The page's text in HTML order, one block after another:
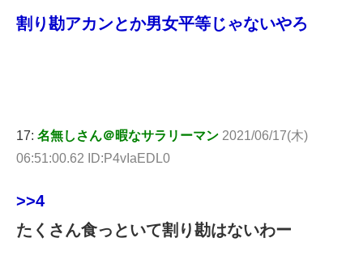
割り勘アカンとか男女平等じゃないやろ
17: 名無しさん＠暇なサラリーマン 2021/06/17(木)
06:51:00.62 ID:P4vIaEDL0
>>4
たくさん食っといて割り勘はないわー